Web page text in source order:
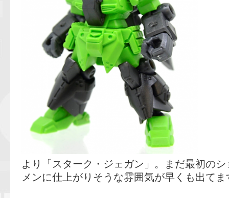
より「スターク・ジェガン」。まだ最初の
メンに仕上がりそうな雰囲気が早くも出てま